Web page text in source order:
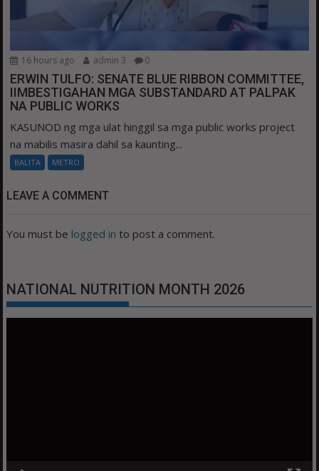
16 hours ago admin 3 0
ERWIN TULFO: SENATE BLUE RIBBON COMMITTEE,
IIMBESTIGAHAN MGA SUBSTANDARD AT PALPAK
NA PUBLIC WORKS
KASUNOD ng mga ulat hinggil sa mga public works project
na mabilis masira dahil sa kaunting...
BALITA METRO
LEAVE A COMMENT
You must be logged in to post a comment.
NATIONAL NUTRITION MONTH 2026